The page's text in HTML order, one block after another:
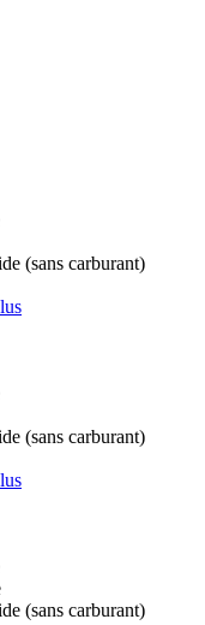
(sans carburant)
(sans carburant)
(sans carburant)